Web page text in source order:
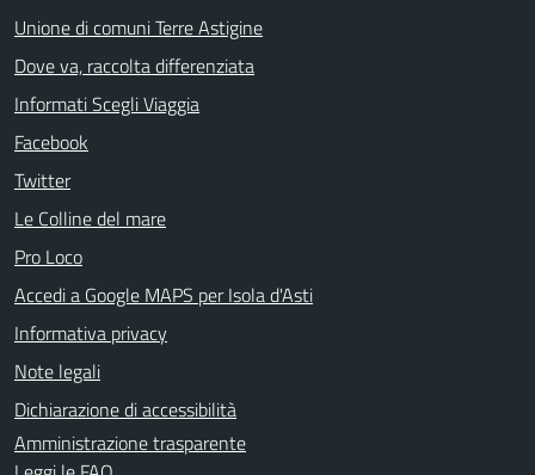
Unione di comuni Terre Astigine
Dove va, raccolta differenziata
Informati Scegli Viaggia
Facebook
Twitter
Le Colline del mare
Pro Loco
Accedi a Google MAPS per Isola d'Asti
Informativa privacy
Note legali
Dichiarazione di accessibilità
Amministrazione trasparente